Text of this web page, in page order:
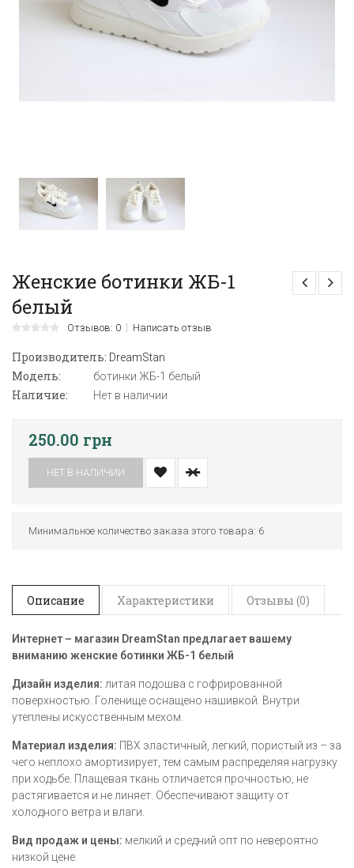
Женские ботинки ЖБ-1
белый
Отзывов: 0 Написать отзыв
Производитель: DreamStan
Модель: ботинки ЖБ-1 белый
Наличие: Нет в наличии
250.00 грн
НЕТ В НАЛИЧИИ
Минимальное количество заказа этого товара: 6
Описание Характеристики Отзывы (0)
Интернет – магазин DreamStan предлагает вашему
вниманию женские ботинки ЖБ-1 белый
Дизайн изделия: литая подошва с гофрированной
поверхностью. Голенище оснащено нашивкой. Внутри
утеплены искусственным мехом.
Материал изделия: ПВХ эластичный, легкий, пористый из – за
чего неплохо амортизирует, тем самым распределяя нагрузку
при ходьбе. Плащевая ткань отличается прочностью, не
растягивается и не линяет. Обеспечивают защиту от
холодного ветра и влаги.
Вид продаж и цены: мелкий и средний опт по невероятно
низкой цене.